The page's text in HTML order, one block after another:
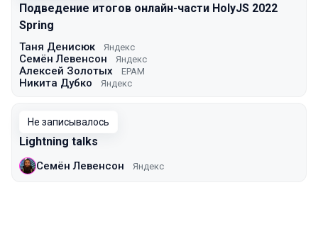
Подведение итогов онлайн-части HolyJS 2022
Spring
Таня Денисюк Яндекс
Семён Левенсон Яндекс
Алексей Золотых EPAM
Никита Дубко Яндекс
Не записывалось
Lightning talks
Семён Левенсон Яндекс